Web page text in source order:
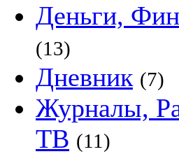
Деньги,
(13)
Дневник (7)
Журналы,
ТВ (11)